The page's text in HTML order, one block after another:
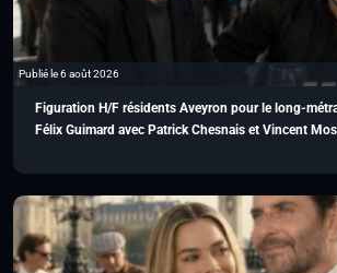
Publié le 6 août 2026
Figuration H/F résidents Aveyron pour le long-
Félix Guimard avec Patrick Chesnais et Vincent